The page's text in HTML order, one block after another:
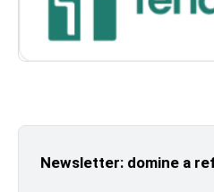
Newsletter: domine a